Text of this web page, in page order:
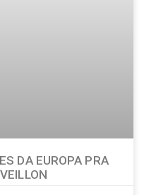
DA EUROPA PRA